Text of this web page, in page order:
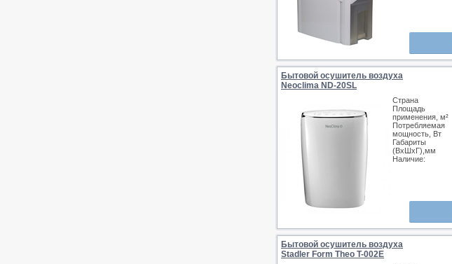
Бытовой осушитель воздуха
Neoclima ND-20SL
Страна
Площадь
применения, м²
Потребляемая
мощность, Вт
Габариты
(ВхШхГ),мм
Наличие:
Бытовой осушитель воздуха
Stadler Form Theo T-002E